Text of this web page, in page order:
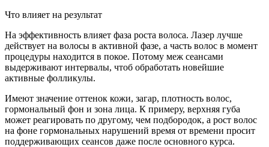
Что влияет на результат
На эффективность влияет фаза роста волоса. Лазер лучше
действует на волосы в активной фазе, а часть волос в момент
процедуры находится в покое. Потому меж сеансами
выдерживают интервалы, чтоб обработать новейшие
активные фолликулы.
Имеют значение оттенок кожи, загар, плотность волос,
гормональный фон и зона лица. К примеру, верхняя губа
может реагировать по другому, чем подбородок, а рост волос
на фоне гормональных нарушений время от времени просит
поддерживающих сеансов даже после основного курса.